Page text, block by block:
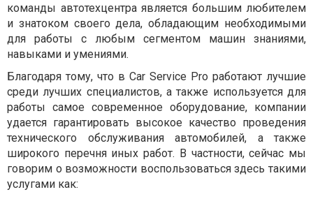
команды автотехцентра является большим любителем
и знатоком своего дела, обладающим необходимыми
для работы с любым сегментом машин знаниями,
навыками и умениями.
Благодаря тому, что в Car Service Pro работают лучшие
среди лучших специалистов, а также используется для
работы самое современное оборудование, компании
удается гарантировать высокое качество проведения
технического обслуживания автомобилей, а также
широкого перечня иных работ. В частности, сейчас мы
говорим о возможности воспользоваться здесь такими
услугами как: